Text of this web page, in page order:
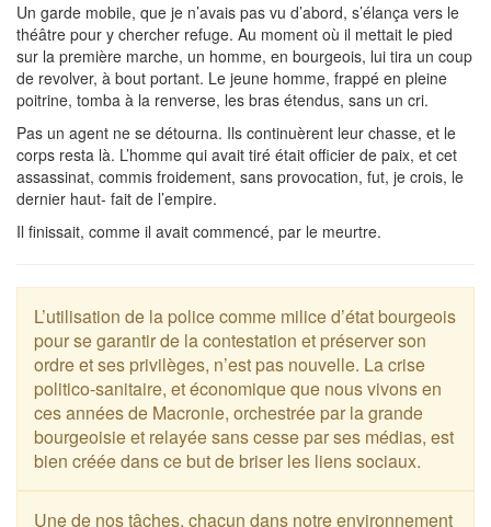
Un garde mobile, que je n’avais pas vu d’abord, s’élança vers le
théâtre pour y chercher refuge. Au moment où il mettait le pied
sur la première marche, un homme, en bourgeois, lui tira un coup
de revolver, à bout portant. Le jeune homme, frappé en pleine
poitrine, tomba à la renverse, les bras étendus, sans un cri.
Pas un agent ne se détourna. Ils continuèrent leur chasse, et le
corps resta là. L’homme qui avait tiré était officier de paix, et cet
assassinat, commis froidement, sans provocation, fut, je crois, le
dernier haut- fait de l’empire.
Il finissait, comme il avait commencé, par le meurtre.
L’utilisation de la police comme milice d’état bourgeois
pour se garantir de la contestation et préserver son
ordre et ses privilèges, n’est pas nouvelle. La crise
politico-sanitaire, et économique que nous vivons en
ces années de Macronie, orchestrée par la grande
bourgeoisie et relayée sans cesse par ses médias, est
bien créée dans ce but de briser les liens sociaux.
Une de nos tâches, chacun dans notre environnement